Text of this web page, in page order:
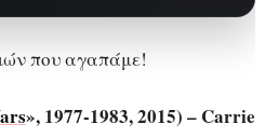
», 1977-1983, 2015) – Carrie